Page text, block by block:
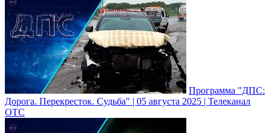
Программа "ДПС:
Дорога. Перекресток. Судьба" | 05 августа 2025 | Телеканал
ОТС